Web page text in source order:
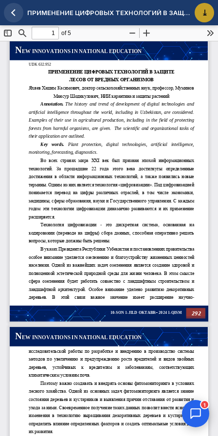
Maqola tafsilotlariga qaytish ПРИМЕНЕНИЕ ЦИФРОВЫХ ТЕХНОЛОГИЙ В ЗАЩИТЕ ЛЕСОВ ОТ ВРЕДНЫХ ОРГАНИЗМОВ
1
Onlayn